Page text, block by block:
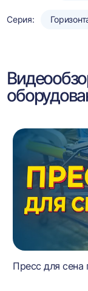
Серия:
Пресс для сена